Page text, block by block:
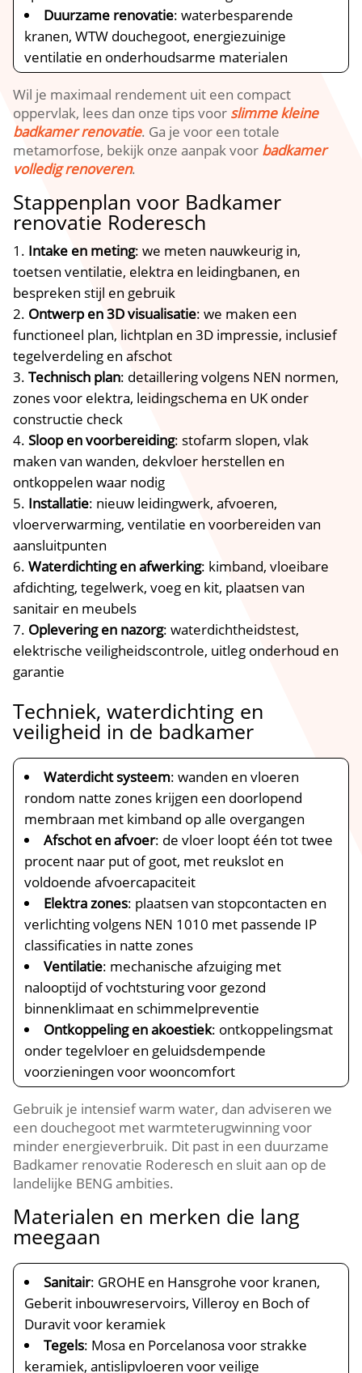
Duurzame renovatie: waterbesparende
kranen, WTW douchegoot, energiezuinige
ventilatie en onderhoudsarme materialen
Wil je maximaal rendement uit een compact
oppervlak, lees dan onze tips voor slimme kleine
badkamer renovatie. Ga je voor een totale
metamorfose, bekijk onze aanpak voor badkamer
volledig renoveren.
Stappenplan voor Badkamer
renovatie Roderesch
Intake en meting: we meten nauwkeurig in,
toetsen ventilatie, elektra en leidingbanen, en
bespreken stijl en gebruik
Ontwerp en 3D visualisatie: we maken een
functioneel plan, lichtplan en 3D impressie, inclusief
tegelverdeling en afschot
Technisch plan: detaillering volgens NEN normen,
zones voor elektra, leidingschema en UK onder
constructie check
Sloop en voorbereiding: stofarm slopen, vlak
maken van wanden, dekvloer herstellen en
ontkoppelen waar nodig
Installatie: nieuw leidingwerk, afvoeren,
vloerverwarming, ventilatie en voorbereiden van
aansluitpunten
Waterdichting en afwerking: kimband, vloeibare
afdichting, tegelwerk, voeg en kit, plaatsen van
sanitair en meubels
Oplevering en nazorg: waterdichtheidstest,
elektrische veiligheidscontrole, uitleg onderhoud en
garantie
Techniek, waterdichting en
veiligheid in de badkamer
Waterdicht systeem: wanden en vloeren
rondom natte zones krijgen een doorlopend
membraan met kimband op alle overgangen
Afschot en afvoer: de vloer loopt één tot twee
procent naar put of goot, met reukslot en
voldoende afvoercapaciteit
Elektra zones: plaatsen van stopcontacten en
verlichting volgens NEN 1010 met passende IP
classificaties in natte zones
Ventilatie: mechanische afzuiging met
nalooptijd of vochtsturing voor gezond
binnenklimaat en schimmelpreventie
Ontkoppeling en akoestiek: ontkoppelingsmat
onder tegelvloer en geluidsdempende
voorzieningen voor wooncomfort
Gebruik je intensief warm water, dan adviseren we
een douchegoot met warmteterugwinning voor
minder energieverbruik. Dit past in een duurzame
Badkamer renovatie Roderesch en sluit aan op de
landelijke BENG ambities.
Materialen en merken die lang
meegaan
Sanitair: GROHE en Hansgrohe voor kranen,
Geberit inbouwreservoirs, Villeroy en Boch of
Duravit voor keramiek
Tegels: Mosa en Porcelanosa voor strakke
keramiek, antislipvloeren voor veilige